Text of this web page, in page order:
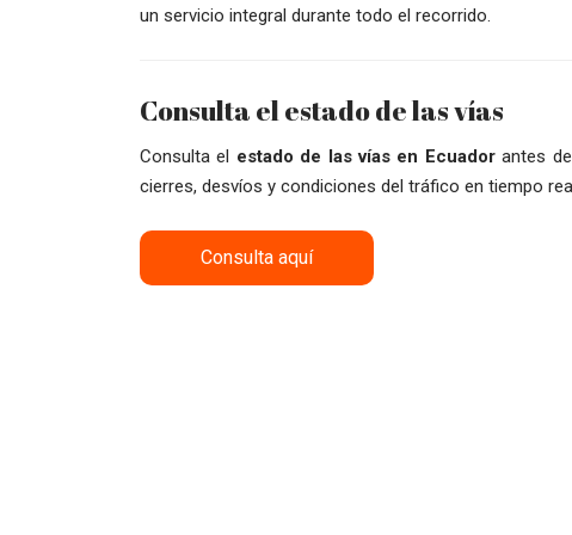
un servicio integral durante todo el recorrido.
Consulta el estado de las vías
Consulta el estado de las vías en Ecuadorantes de
cierres, desvíos y condiciones del tráfico en tiempo
Consulta aquí